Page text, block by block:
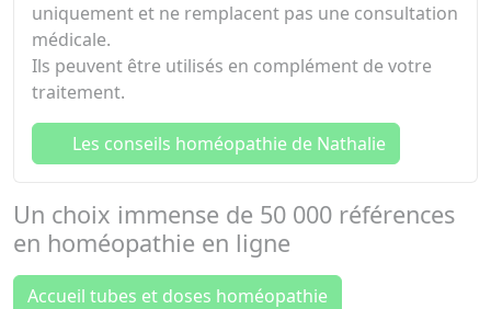
uniquement et ne remplacent pas une consultation
médicale.
Ils peuvent être utilisés en complément de votre
traitement.
Les conseils homéopathie de Nathalie
Un choix immense de 50 000 références
en homéopathie en ligne
Accueil tubes et doses homéopathie